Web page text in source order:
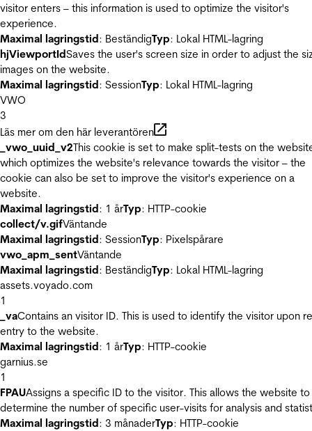
visitor enters – this information is used to optimize the visitor's
experience.
Maximal lagringstid: BeständigTyp: Lokal HTML-lagring
hjViewportIdSaves the user's screen size in order to adjust the
images on the website.
Maximal lagringstid: SessionTyp: Lokal HTML-lagring
VWO
3
Läs mer om den här leverantören
_vwo_uuid_v2This cookie is set to make split-tests on the
which optimizes the website's relevance towards the visitor – the
cookie can also be set to improve the visitor's experience on a
website.
Maximal lagringstid: 1 årTyp: HTTP-cookie
collect/v.gifVäntande
Maximal lagringstid: SessionTyp: Pixelspårare
vwo_apm_sentVäntande
Maximal lagringstid: BeständigTyp: Lokal HTML-lagring
assets.voyado.com
1
_vaContains an visitor ID. This is used to identify the visitor upon
entry to the website.
Maximal lagringstid: 1 årTyp: HTTP-cookie
garnius.se
1
FPAUAssigns a specific ID to the visitor. This allows the website to
determine the number of specific user-visits for analysis and
Maximal lagringstid: 3 månaderTyp: HTTP-cookie